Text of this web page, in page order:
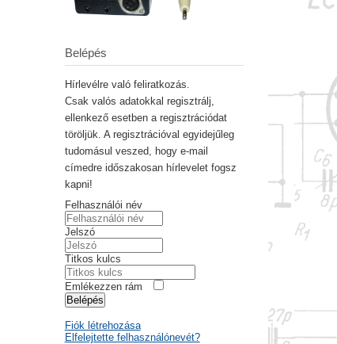
Belépés
Hírlevélre való feliratkozás.
Csak valós adatokkal regisztrálj,
ellenkező esetben a regisztrációdat
töröljük. A regisztrációval egyidejűleg
tudomásul veszed, hogy e-mail
címedre időszakosan hírlevelet fogsz
kapni!
Felhasználói név
Jelszó
Titkos kulcs
Emlékezzen rám
Belépés
Fiók létrehozása
Elfelejtette felhasználónevét?